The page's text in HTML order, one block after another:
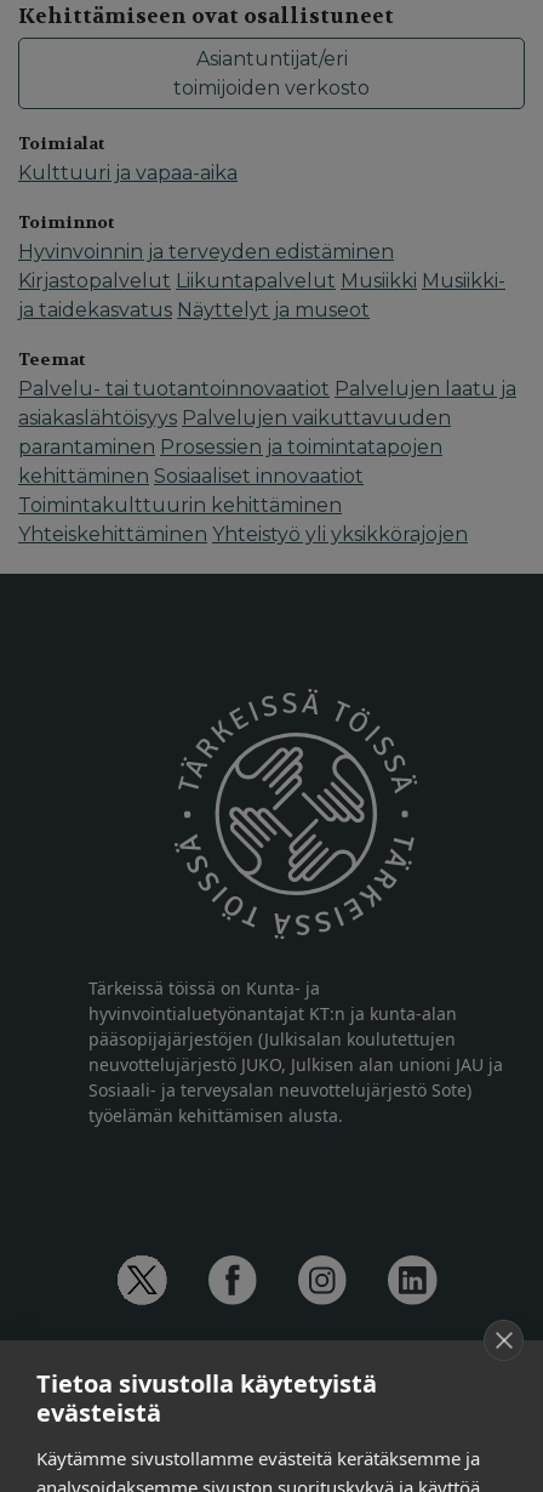
Kehittämiseen ovat osallistuneet
Asiantuntijat/eri
toimijoiden verkosto
Toimialat
Kulttuuri ja vapaa-aika
Toiminnot
Hyvinvoinnin ja terveyden edistäminen
Kirjastopalvelut Liikuntapalvelut Musiikki Musiikki-
ja taidekasvatus Näyttelyt ja museot
Teemat
Palvelu- tai tuotantoinnovaatiot Palvelujen laatu ja
asiakaslähtöisyys Palvelujen vaikuttavuuden
parantaminen Prosessien ja toimintatapojen
kehittäminen Sosiaaliset innovaatiot
Toimintakulttuurin kehittäminen
Yhteiskehittäminen Yhteistyö yli yksikkörajojen
Tärkeissä töissä on Kunta- ja
hyvinvointialuetyönantajat KT:n ja kunta-alan
pääsopijajärjestöjen (Julkisalan koulutettujen
neuvottelujärjestö JUKO, Julkisen alan unioni JAU ja
Sosiaali- ja terveysalan neuvottelujärjestö Sote)
työelämän kehittämisen alusta.
Anna-Mari Jaanu, kehittämispäällikkö,
puh. +358 50 572 4620
Henna Honkalo,
viestintäpäällikkö,
puh. +358 50 479 6618
Tietoa sivustolla käytetyistä
evästeistä
Käytämme sivustollamme evästeitä kerätäksemme ja
analysoidaksemme sivuston suorituskykyä ja käyttöä,